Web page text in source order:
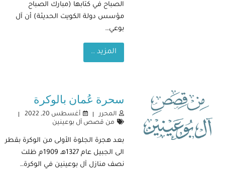
الصباح في كتابها (مبارك الصباح
مؤسس دولة الكويت الحديثة) أن آل
بوعي…
المزيد ..
سحرة عُمان بالوكرة
المحرر
أغسطس 20, 2022
من قصص آل بوعينين
بعد هجرة الجلوة الأولى من الوكرة بقطر
الى الجبيل عام 1327هـ 1909م ظلت
نصف منازل آل بوعينين في الوكرة…